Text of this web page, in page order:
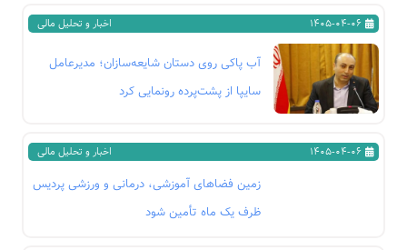
1405-04-06 اخبار و تحلیل مالی
آب پاکی روی دستان شایعه‌سازان؛ مدیرعامل
سایپا از پشت‌پرده‌ رونمایی کرد
1405-04-06 اخبار و تحلیل مالی
زمین فضاهای آموزشی، درمانی و ورزشی پردیس
ظرف یک ماه تأمین شود